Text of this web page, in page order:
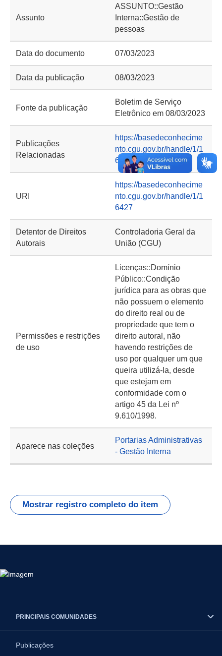
Assunto
ASSUNTO::Gestão
Interna::Gestão de
pessoas
Data do documento 07/03/2023
Data da publicação 08/03/2023
Fonte da publicação
Boletim de Serviço
Eletrônico em 08/03/2023
Publicações
Relacionadas
https://basedeconhecime
nto.cgu.gov.br/handle/1/1
6426
URI
https://basedeconhecime
nto.cgu.gov.br/handle/1/1
6427
Detentor de Direitos
Autorais
Controladoria Geral da
União (CGU)
Permissões e restrições
de uso
Licenças::Domínio
Público::Condição
jurídica para as obras que
não possuem o elemento
do direito real ou de
propriedade que tem o
direito autoral, não
havendo restrições de
uso por qualquer um que
queira utilizá-la, desde
que estejam em
conformidade com o
artigo 45 da Lei nº
9.610/1998.
Aparece nas coleções
Portarias Administrativas
- Gestão Interna
Mostrar registro completo do item
PRINCIPAIS COMUNIDADES
Publicações